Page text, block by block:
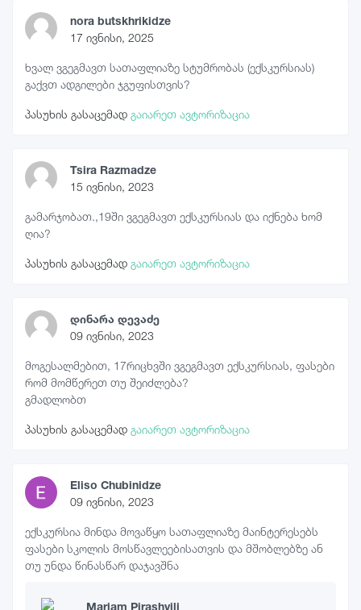
nora butskhrikidze
17 ივნისი, 2025
ხვალ ვგეგმავთ სათაფლიაზე სტუმრობას (ექსკურსიას)
გაქვთ ადგილები ჯგუფისთვის?
პასუხის გასაცემად გაიარეთ ავტორიზაცია
Tsira Razmadze
15 ივნისი, 2023
გამარჯობათ.,19ში ვგეგმავთ ექსკურსიას და იქნება ხომ
ღია?
პასუხის გასაცემად გაიარეთ ავტორიზაცია
დინარა დევაძე
09 ივნისი, 2023
მოგესალმებით, 17რიცხვში ვგეგმავთ ექსკურსიას, ფასები
რომ მომწერეთ თუ შეიძლება?
გმადლობთ
პასუხის გასაცემად გაიარეთ ავტორიზაცია
Eliso Chubinidze
09 ივნისი, 2023
ექსკურსია მინდა მოვაწყო სათაფლიაზე მაინტერესებს
ფასები სკოლის მოსწავლეებისათვის და მშობლებზე ან
თუ უნდა წინასწარ დაჯავშნა
Mariam Pirashvili